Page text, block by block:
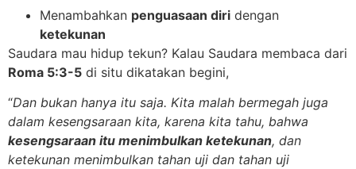
Menambahkan penguasaan diri dengan
ketekunan
Saudara mau hidup tekun? Kalau Saudara membaca dari
Roma 5:3-5 di situ dikatakan begini,
“Dan bukan hanya itu saja. Kita malah bermegah juga
dalam kesengsaraan kita, karena kita tahu, bahwa
kesengsaraan itu menimbulkan ketekunan, dan
ketekunan menimbulkan tahan uji dan tahan uji